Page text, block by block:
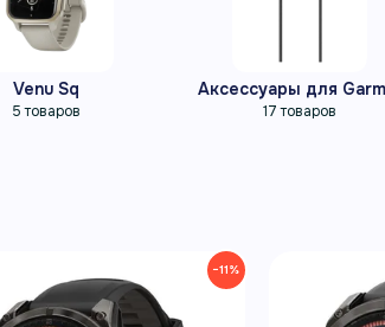
Venu Sq
5 товаров
Аксессуары для
17 товаров
−11%